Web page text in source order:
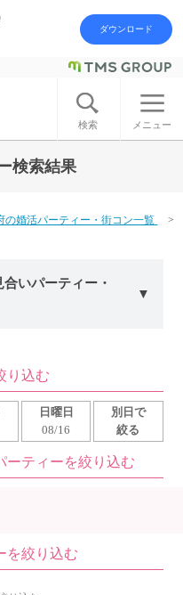
アカウント登録
ダウンロード
検索 メニュー
検索結果
の婚活パーティー・街コン一覧
いパーティー・
り込む
日曜日
08/16
別日で
絞る
ーティーを絞り込む
を絞り込む